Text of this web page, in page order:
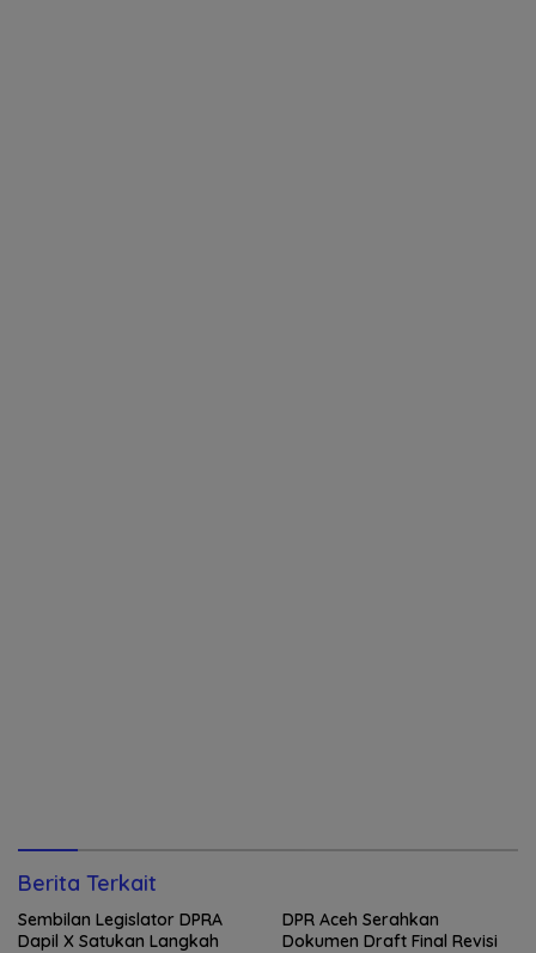
Berita Terkait
Sembilan Legislator DPRA
Dapil X Satukan Langkah
DPR Aceh Serahkan
Dokumen Draft Final Revisi